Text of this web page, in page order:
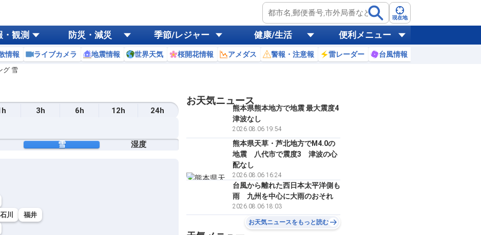
現在地
・観測 防災・減災 季節/レジャー 健康/生活 便利メニュー
情報 ライブカメラ 地震情報 世界天気 桜開花情報 アメダス 警報・注意報 雷レーダー 台風情報
グ 雪
3h 6h 12h
24h
雪 湿度
石川 福井
お天気ニュース
熊本県熊本地方で地震 最大震度4
津波なし
2026.08.06 19:54
熊本県天草・芦北地方でM4.0の
地震 八代市で震度3 津波の心
配なし
2026.08.06 16:24
台風から離れた西日本太平洋側も
雨 九州を中心に大雨のおそれ
2026.08.06 18:03
お天気ニュースをもっと読む